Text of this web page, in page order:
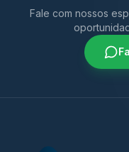
Fale com nossos